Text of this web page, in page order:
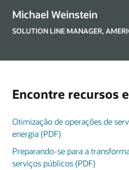
Michael Weinstein
SOLUTION LINE MANAGER,
Encontre recursos
Otimização de operações de
energia (PDF)
Preparando-se para a
serviços públicos (PDF)